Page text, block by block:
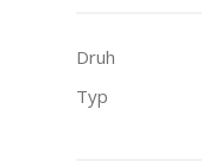
Druh
Typ